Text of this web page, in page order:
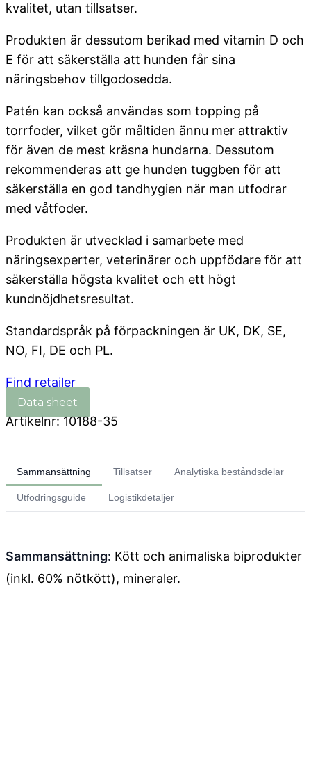
kvalitet, utan tillsatser.
Produkten är dessutom berikad med vitamin D och
E för att säkerställa att hunden får sina
näringsbehov tillgodosedda.
Patén kan också användas som topping på
torrfoder, vilket gör måltiden ännu mer attraktiv
för även de mest kräsna hundarna. Dessutom
rekommenderas att ge hunden tuggben för att
säkerställa en god tandhygien när man utfodrar
med våtfoder.
Produkten är utvecklad i samarbete med
näringsexperter, veterinärer och uppfödare för att
säkerställa högsta kvalitet och ett högt
kundnöjdhetsresultat.
Standardspråk på förpackningen är UK, DK, SE,
NO, FI, DE och PL.
Find retailer
Artikelnr:10188-35
Sammansättning Tillsatser Analytiska beståndsdelar
Utfodringsguide Logistikdetaljer
Sammansättning: Kött och animaliska biprodukter
(inkl. 60% nötkött), mineraler.